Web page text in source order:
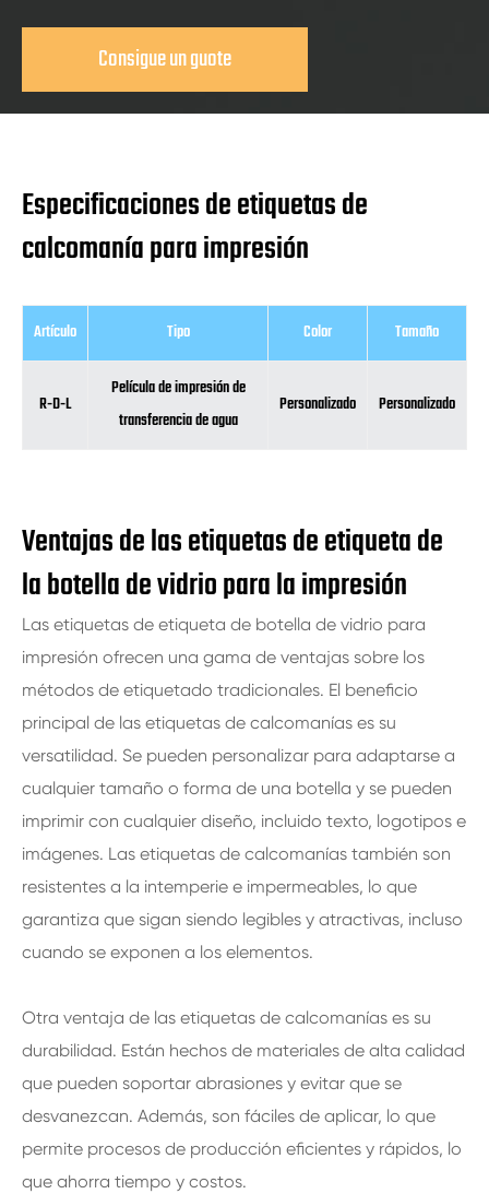
Consigue un guote
Especificaciones de etiquetas de
calcomanía para impresión
Artículo Tipo Color Tamaño
R-D-L
Película de impresión de
transferencia de agua
Personalizado Personalizado
Ventajas de las etiquetas de etiqueta de
la botella de vidrio para la impresión
Las etiquetas de etiqueta de botella de vidrio para
impresión ofrecen una gama de ventajas sobre los
métodos de etiquetado tradicionales. El beneficio
principal de las etiquetas de calcomanías es su
versatilidad. Se pueden personalizar para adaptarse a
cualquier tamaño o forma de una botella y se pueden
imprimir con cualquier diseño, incluido texto, logotipos e
imágenes. Las etiquetas de calcomanías también son
resistentes a la intemperie e impermeables, lo que
garantiza que sigan siendo legibles y atractivas, incluso
cuando se exponen a los elementos.
Otra ventaja de las etiquetas de calcomanías es su
durabilidad. Están hechos de materiales de alta calidad
que pueden soportar abrasiones y evitar que se
desvanezcan. Además, son fáciles de aplicar, lo que
permite procesos de producción eficientes y rápidos, lo
que ahorra tiempo y costos.